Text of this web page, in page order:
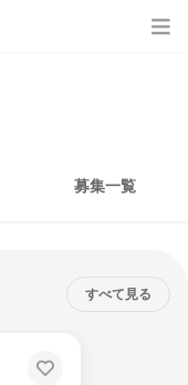
募集一覧
すべて見る